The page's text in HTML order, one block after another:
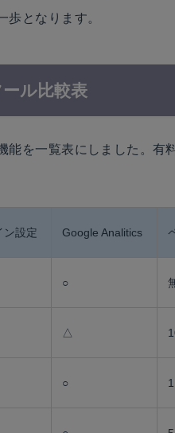
歩となります。
ル比較表
能を一覧表にしました。
ン設定 Google Analitics
○
△
○ 1